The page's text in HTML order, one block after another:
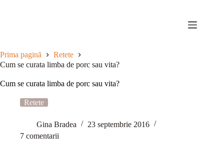
Prima pagină
Retete
Cum se curata limba de porc sau vita?
Cum se curata limba de porc sau vita?
Retete
Gina Bradea
23 septembrie 2016
7 comentarii